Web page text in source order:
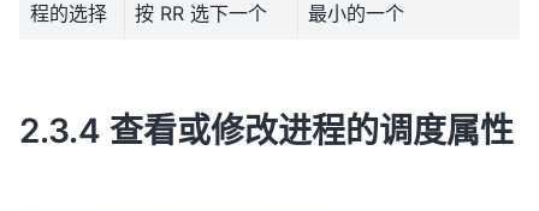
程的选择
按 RR 选下一个
最小的一个
2.3.4 查看或修改进程的调度属性